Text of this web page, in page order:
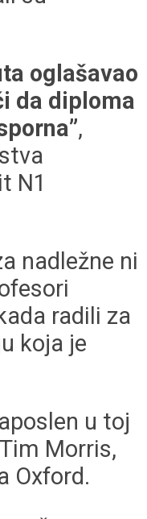
oglašavao
da diploma
,
N1
nadležne ni
radili za
koja je
u toj
Morris,
Oxford.